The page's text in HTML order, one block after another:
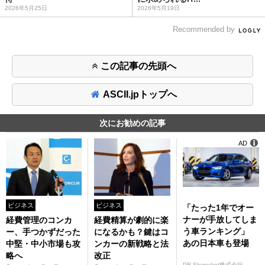
2026年5月25日 2026年5月19日
Recommended by
この記事の先頭へ
ASCII.jpトップへ
次にお勧めの記事
ビジネス
経費管理のコンカ
ー、手つかずだった
中堅・中小市場も攻
略へ
ビジネス
経費精算が劇的に楽
になるかも？鍵はコ
ンカーの新戦略と法
改正
「たった1年でオー
ナーが手放してしま
う車ランキング」
あの日本車も登場
AD